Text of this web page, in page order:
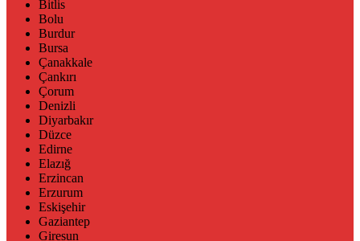
Bitlis
Bolu
Burdur
Bursa
Çanakkale
Çankırı
Çorum
Denizli
Diyarbakır
Düzce
Edirne
Elazığ
Erzincan
Erzurum
Eskişehir
Gaziantep
Giresun